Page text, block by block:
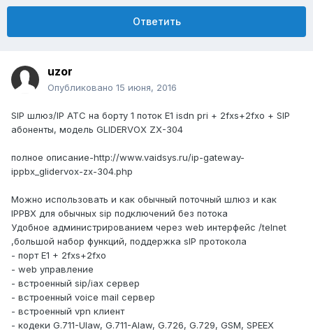
Ответить
uzor
Опубликовано 15 июня, 2016
SIP шлюз/IP АТС на борту 1 поток E1 isdn pri + 2fxs+2fxo + SIP
абоненты, модель GLIDERVOX ZX-304
полное описание-http://www.vaidsys.ru/ip-gateway-
ippbx_glidervox-zx-304.php
Можно использовать и как обычный поточный шлюз и как
IPPBX для обычных sip подключений без потока
Удобное администрированием через web интерфейс /telnet
,большой набор функций, поддержка sIP протокола
- порт E1 + 2fxs+2fxo
- web управление
- вcтроенный sip/iax сервер
- встроенный voice mail сервер
- встроенный vpn клиент
- кодеки G.711-Ulaw, G.711-Alaw, G.726, G.729, GSM, SPEEX